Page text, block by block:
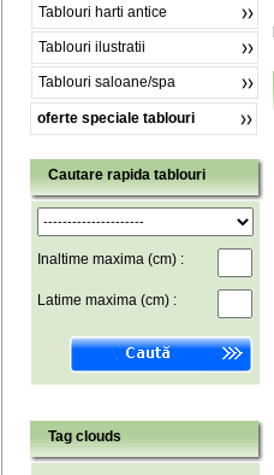
Tablouri harti antice
Tablouri ilustratii
Tablouri saloane/spa
oferte speciale tablouri
Cautare rapida tablouri
Inaltime maxima (cm) :
Latime maxima (cm) :
Tag clouds